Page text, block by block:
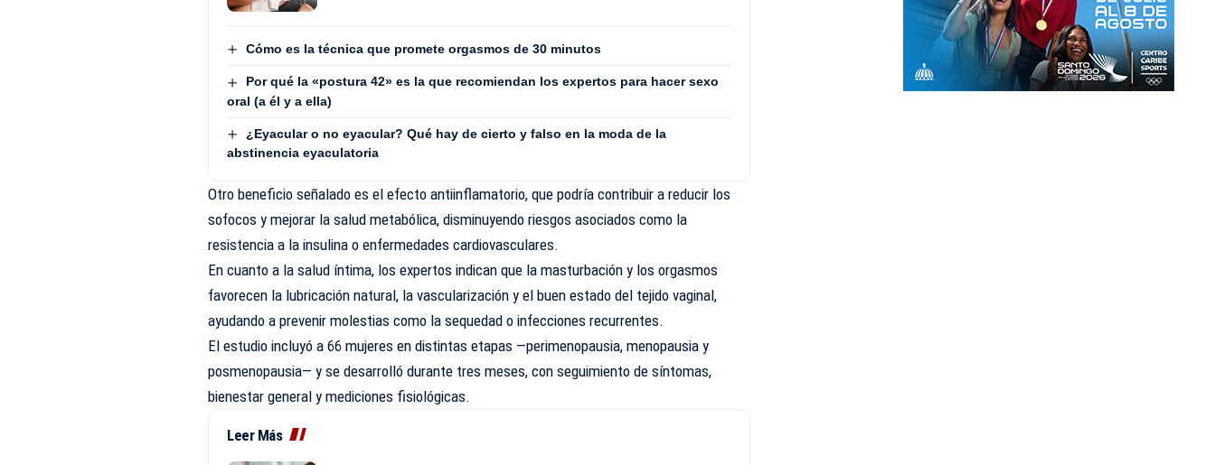
Cómo es la técnica que promete orgasmos de 30 minutos
Por qué la «postura 42» es la que recomiendan los expertos para hacer sexo
oral (a él y a ella)
¿Eyacular o no eyacular? Qué hay de cierto y falso en la moda de la
abstinencia eyaculatoria
Otro beneficio señalado es el efecto antiinflamatorio, que podría contribuir a reducir los
sofocos y mejorar la salud metabólica, disminuyendo riesgos asociados como la
resistencia a la insulina o enfermedades cardiovasculares.
En cuanto a la salud íntima, los expertos indican que la masturbación y los orgasmos
favorecen la lubricación natural, la vascularización y el buen estado del tejido vaginal,
ayudando a prevenir molestias como la sequedad o infecciones recurrentes.
El estudio incluyó a 66 mujeres en distintas etapas —perimenopausia, menopausia y
posmenopausia— y se desarrolló durante tres meses, con seguimiento de síntomas,
bienestar general y mediciones fisiológicas.
Leer Más